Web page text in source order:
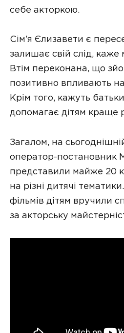
себе акторкою.
Сім’я Єлизавети є
залишає свій слід, каже
Втім переконана, що
позитивно впливають на
Крім того, кажуть
допомагає дітям краще
Загалом, на
оператор-постановник
представили майже 20
на різні дитячі
фільмів дітям вручили
за акторську